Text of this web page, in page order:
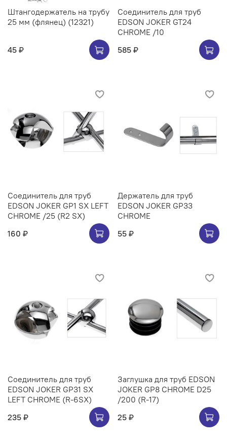
Штангодержатель на трубу
25 мм (флянец) (12321)
45 ₽
Соединитель для труб
EDSON JOKER GT24
CHROME /10
585 ₽
Соединитель для труб
EDSON JOKER GP1 SX LEFT
CHROME /25 (R2 SX)
160 ₽
Держатель для труб
EDSON JOKER GP33
CHROME
55 ₽
Соединитель для труб
EDSON JOKER GP31 SX
LEFT CHROME (R-6SX)
235 ₽
Заглушка для труб EDSON
JOKER GP8 CHROME D25
/200 (R-17)
25 ₽